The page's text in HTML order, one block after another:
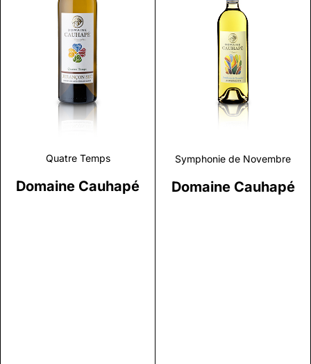
Quatre Temps
Domaine Cauhapé
Discover
Symphonie de Novembre
Domaine Cauhapé
Discover